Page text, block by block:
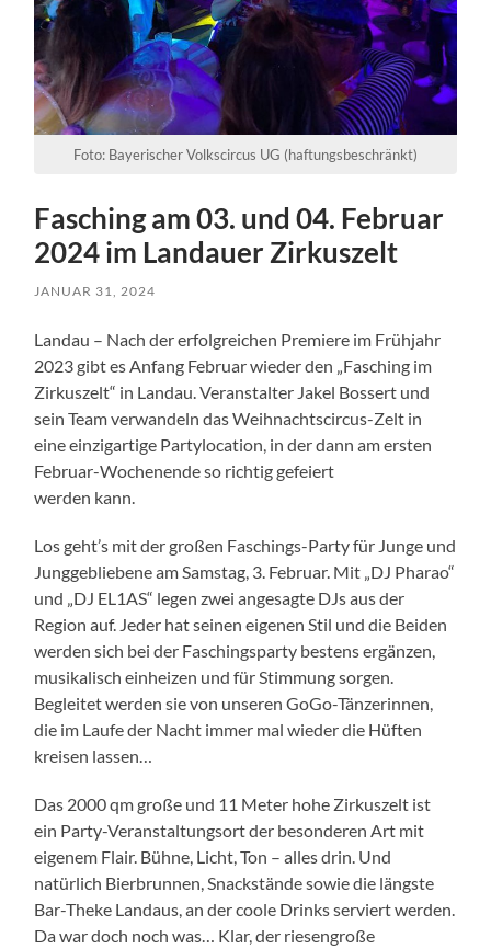
Foto: Bayerischer Volkscircus UG (haftungsbeschränkt)
Fasching am 03. und 04. Februar
2024 im Landauer Zirkuszelt
JANUAR 31, 2024
Landau – Nach der erfolgreichen Premiere im Frühjahr
2023 gibt es Anfang Februar wieder den „Fasching im
Zirkuszelt“ in Landau. Veranstalter Jakel Bossert und
sein Team verwandeln das Weihnachtscircus-Zelt in
eine einzigartige Partylocation, in der dann am ersten
Februar-Wochenende so richtig gefeiert
werden kann.
Los geht’s mit der großen Faschings-Party für Junge und
Junggebliebene am Samstag, 3. Februar. Mit „DJ Pharao“
und „DJ EL1AS“ legen zwei angesagte DJs aus der
Region auf. Jeder hat seinen eigenen Stil und die Beiden
werden sich bei der Faschingsparty bestens ergänzen,
musikalisch einheizen und für Stimmung sorgen.
Begleitet werden sie von unseren GoGo-Tänzerinnen,
die im Laufe der Nacht immer mal wieder die Hüften
kreisen lassen…
Das 2000 qm große und 11 Meter hohe Zirkuszelt ist
ein Party-Veranstaltungsort der besonderen Art mit
eigenem Flair. Bühne, Licht, Ton – alles drin. Und
natürlich Bierbrunnen, Snackstände sowie die längste
Bar-Theke Landaus, an der coole Drinks serviert werden.
Da war doch noch was… Klar, der riesengroße